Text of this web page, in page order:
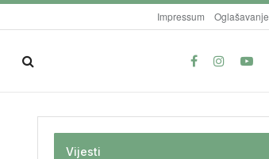
Impressum Oglašavanje
Vijesti